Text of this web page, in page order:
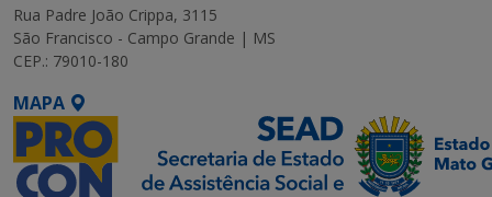
Rua Padre João Crippa, 3115
São Francisco - Campo Grande | MS
CEP.: 79010-180
MAPA